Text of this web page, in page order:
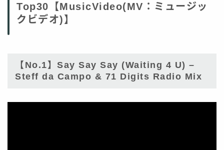
Top30【MusicVideo(MV：ミュージッ
クビデオ)】
【No.1】Say Say Say (Waiting 4 U) –
Steff da Campo & 71 Digits Radio Mix